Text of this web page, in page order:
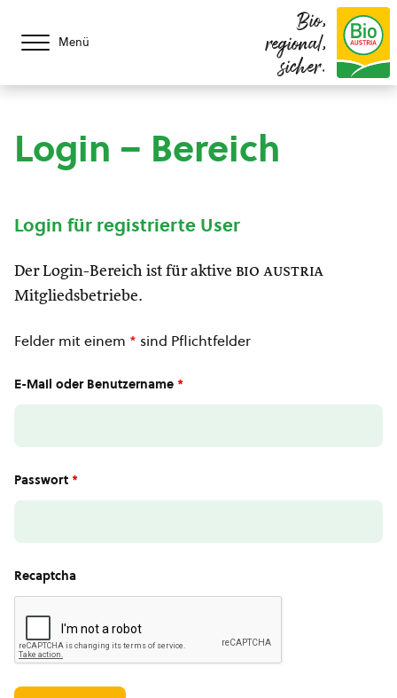
Menü
Bio,
regional,
sicher.
Login – Bereich
Login für registrierte User
Der Login-Bereich ist für aktive bio austria
Mitgliedsbetriebe.
Felder mit einem * sind Pflichtfelder
E-Mail oder Benutzername *
Passwort *
Recaptcha